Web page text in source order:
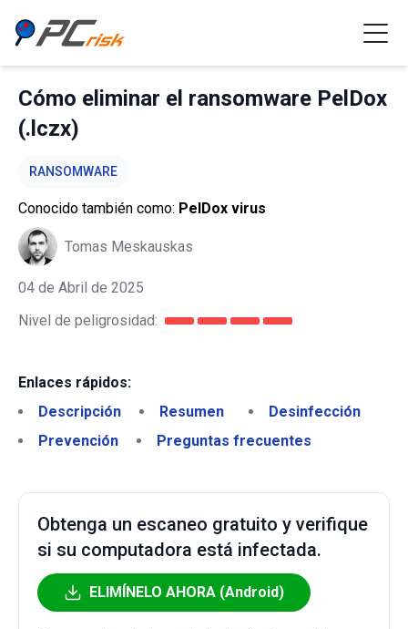
Cómo eliminar el ransomware PelDox
(.lczx)
RANSOMWARE
Conocido también como: PelDox virus
Tomas Meskauskas
04 de Abril de 2025
Nivel de peligrosidad:
Enlaces rápidos:
Descripción
Resumen
Desinfección
Prevención
Preguntas frecuentes
Obtenga un escaneo gratuito y verifique
si su computadora está infectada.
ELIMÍNELO AHORA (Android)